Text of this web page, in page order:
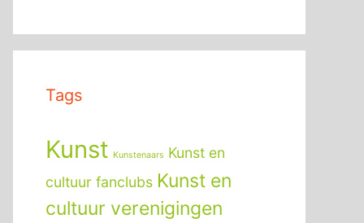
Tags
Kunst Kunstenaars Kunst en
cultuur fanclubs Kunst en
cultuur verenigingen